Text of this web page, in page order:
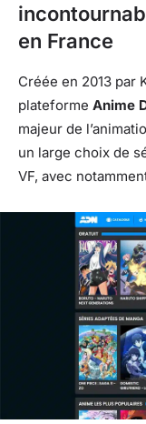
en France
Créée en 2013 par
plateforme Anime
majeur de
un large choix de
VF, avec